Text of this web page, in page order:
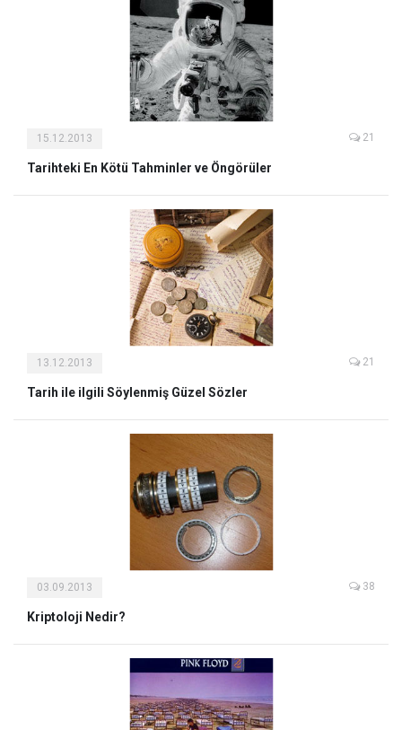
15.12.2013 21
Tarihteki En Kötü Tahminler ve Öngörüler
13.12.2013 21
Tarih ile ilgili Söylenmiş Güzel Sözler
03.09.2013 38
Kriptoloji Nedir?